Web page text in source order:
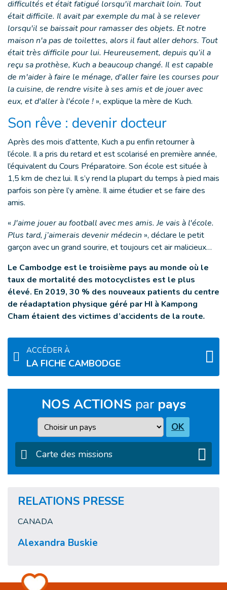
difficultés et était fatigué lorsqu'il marchait loin. Tout
était difficile. Il avait par exemple du mal à se relever
lorsqu'il se baissait pour ramasser des objets. Et notre
maison n'a pas de toilettes, alors il faut aller dehors. Tout
était très difficile pour lui. Heureusement, depuis qu’il a
reçu sa prothèse, Kuch a beaucoup changé. Il est capable
de m'aider à faire le ménage, d'aller faire les courses pour
la cuisine, de rendre visite à ses amis et de jouer avec
eux, et d'aller à l'école ! », explique la mère de Kuch.
Son rêve : devenir docteur
Après des mois d’attente, Kuch a pu enfin retourner à
l’école. Il a pris du retard et est scolarisé en première année,
l’équivalent du Cours Préparatoire. Son école est située à
1,5 km de chez lui. Il s’y rend la plupart du temps à pied mais
parfois son père l’y amène. Il aime étudier et se faire des
amis.
«J'aime jouer au football avec mes amis. Je vais à l'école.
Plus tard, j’aimerais devenir médecin », déclare le petit
garçon avec un grand sourire, et toujours cet air malicieux…
Le Cambodge est le troisième pays au monde où le
taux de mortalité des motocyclistes est le plus
élevé. En 2019, 30 % des nouveaux patients du centre
de réadaptation physique géré par HI à Kampong
Cham étaient des victimes d’accidents de la route.
ACCÉDER À
LA FICHE CAMBODGE
NOS ACTIONS par pays
Pays OK
Carte des missions
RELATIONS PRESSE
CANADA
Alexandra Buskie